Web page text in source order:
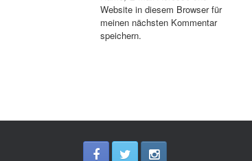
Website in diesem Browser für
meinen nächsten Kommentar
speichern.